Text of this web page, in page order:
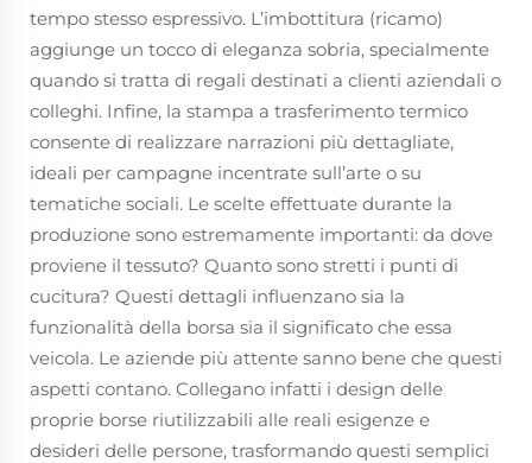
tempo stesso espressivo. L’imbottitura (ricamo)
aggiunge un tocco di eleganza sobria, specialmente
quando si tratta di regali destinati a clienti aziendali o
colleghi. Infine, la stampa a trasferimento termico
consente di realizzare narrazioni più dettagliate,
ideali per campagne incentrate sull’arte o su
tematiche sociali. Le scelte effettuate durante la
produzione sono estremamente importanti: da dove
proviene il tessuto? Quanto sono stretti i punti di
cucitura? Questi dettagli influenzano sia la
funzionalità della borsa sia il significato che essa
veicola. Le aziende più attente sanno bene che questi
aspetti contano. Collegano infatti i design delle
proprie borse riutilizzabili alle reali esigenze e
desideri delle persone, trasformando questi semplici